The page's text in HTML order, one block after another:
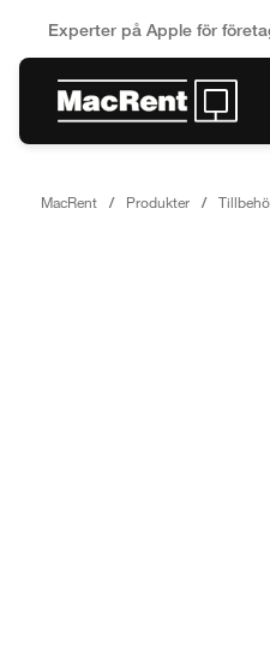
Experter på Apple för
MacRent Produkter